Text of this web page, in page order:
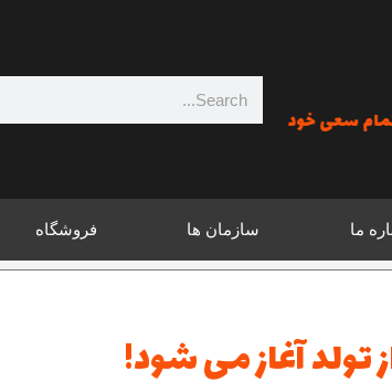
خود را به کار می‌گیریم؛ هدفمند و پرشور گام
جستجو
ما سازمان ها فروشگاه
تولد آغاز می شود!